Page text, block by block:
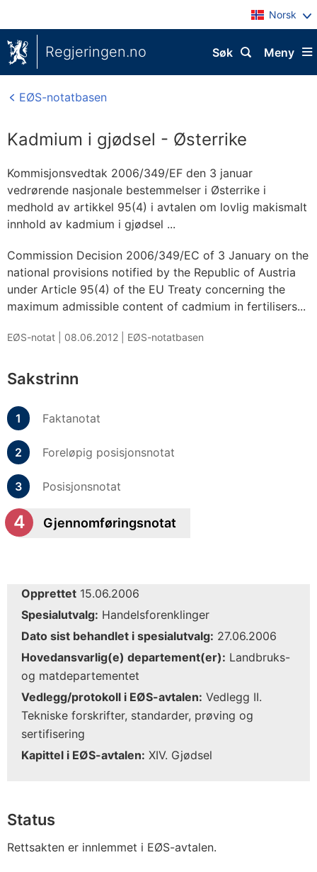
Norsk
Regjeringen.no Meny
Søk
EØS-notatbasen
Kadmium i gjødsel - Østerrike
Kommisjonsvedtak 2006/349/EF den 3 januar
vedrørende nasjonale bestemmelser i Østerrike i
medhold av artikkel 95(4) i avtalen om lovlig makismalt
innhold av kadmium i gjødsel ...
Commission Decision 2006/349/EC of 3 January on the
national provisions notified by the Republic of Austria
under Article 95(4) of the EU Treaty concerning the
maximum admissible content of cadmium in fertilisers...
EØS-notat | 08.06.2012 EØS-notatbasen
Sakstrinn
Faktanotat
Foreløpig posisjonsnotat
Posisjonsnotat
Gjennomføringsnotat
Opprettet 15.06.2006
Spesialutvalg: Handelsforenklinger
Dato sist behandlet i spesialutvalg: 27.06.2006
Hovedansvarlig(e) departement(er): Landbruks-
og matdepartementet
Vedlegg/protokoll i EØS-avtalen: Vedlegg II.
Tekniske forskrifter, standarder, prøving og
sertifisering
Kapittel i EØS-avtalen: XIV. Gjødsel
Status
Rettsakten er innlemmet i EØS-avtalen.